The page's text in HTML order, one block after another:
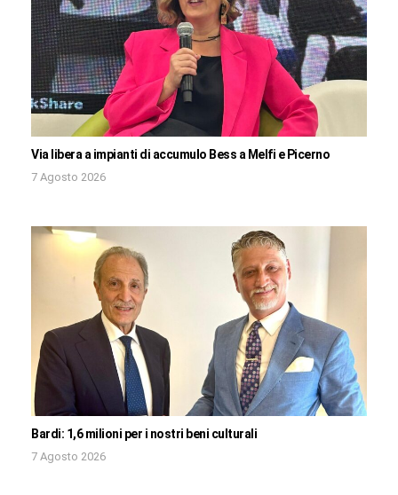
Via libera a impianti di accumulo Bess a Melfi e Picerno
7 Agosto 2026
Bardi: 1,6 milioni per i nostri beni culturali
7 Agosto 2026